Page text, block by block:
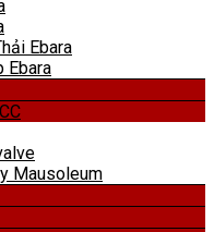
Ebara
Ebara
Mausoleum